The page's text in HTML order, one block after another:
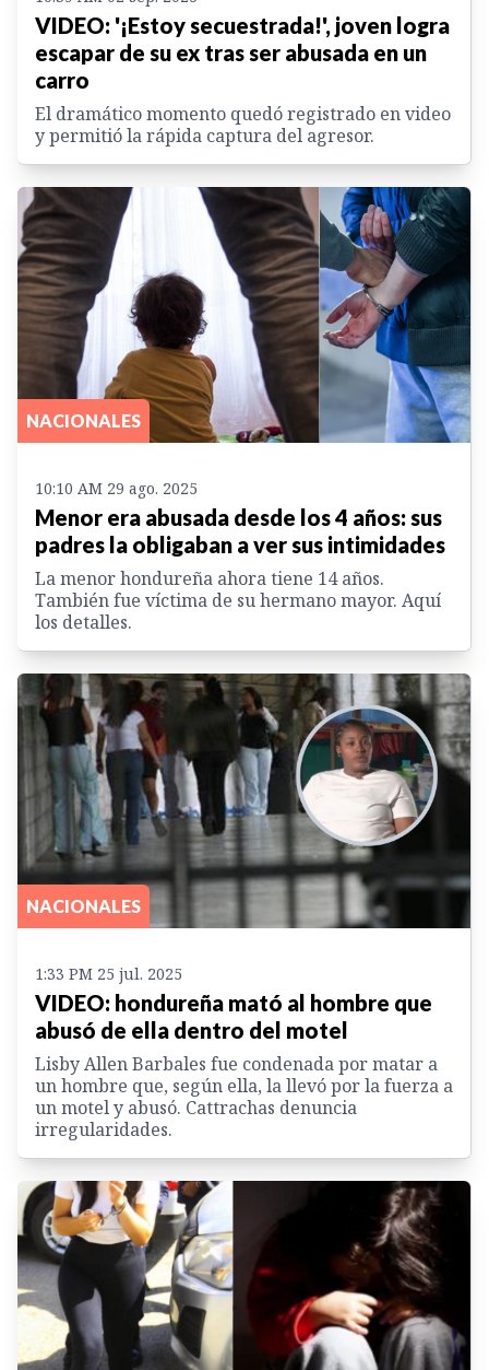
VIDEO: '¡Estoy secuestrada!', joven logra
escapar de su ex tras ser abusada en un
carro
El dramático momento quedó registrado en video
y permitió la rápida captura del agresor.
NACIONALES
10:10 AM 29 ago. 2025
Menor era abusada desde los 4 años: sus
padres la obligaban a ver sus intimidades
La menor hondureña ahora tiene 14 años.
También fue víctima de su hermano mayor. Aquí
los detalles.
NACIONALES
1:33 PM 25 jul. 2025
VIDEO: hondureña mató al hombre que
abusó de ella dentro del motel
Lisby Allen Barbales fue condenada por matar a
un hombre que, según ella, la llevó por la fuerza a
un motel y abusó. Cattrachas denuncia
irregularidades.